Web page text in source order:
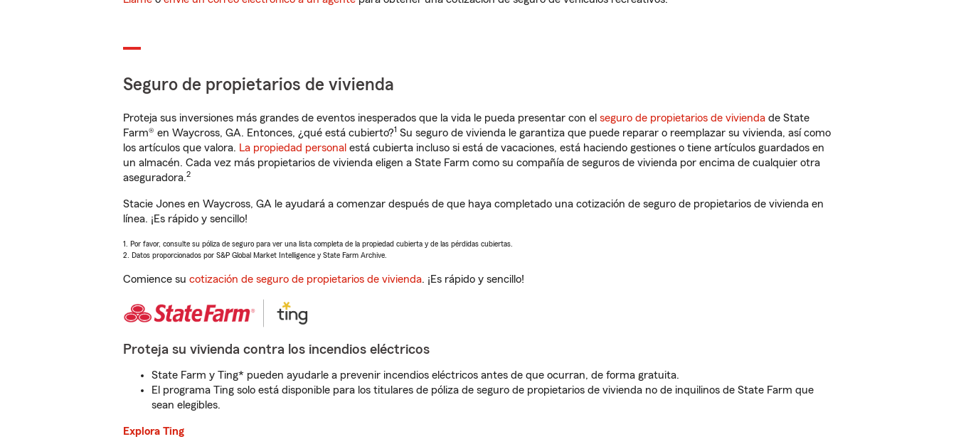
Seguro de propietarios de vivienda
Proteja sus inversiones más grandes de eventos inesperados que la vida le pueda presentar con el seguro de propietarios de vivienda de State
Farm® en Waycross, GA. Entonces, ¿qué está cubierto?1 Su seguro de vivienda le garantiza que puede reparar o reemplazar su vivienda, así como
los artículos que valora. La propiedad personal está cubierta incluso si está de vacaciones, está haciendo gestiones o tiene artículos guardados en
un almacén. Cada vez más propietarios de vivienda eligen a State Farm como su compañía de seguros de vivienda por encima de cualquier otra
aseguradora.2
Stacie Jones en Waycross, GA le ayudará a comenzar después de que haya completado una cotización de seguro de propietarios de vivienda en
línea. ¡Es rápido y sencillo!
1. Por favor, consulte su póliza de seguro para ver una lista completa de la propiedad cubierta y de las pérdidas cubiertas.
2. Datos proporcionados por S&P Global Market Intelligence y State Farm Archive.
Comience su cotización de seguro de propietarios de vivienda. ¡Es rápido y sencillo!
Proteja su vivienda contra los incendios eléctricos
State Farm y Ting* pueden ayudarle a prevenir incendios eléctricos antes de que ocurran, de forma gratuita.
El programa Ting solo está disponible para los titulares de póliza de seguro de propietarios de vivienda no de inquilinos de State Farm que
sean elegibles.
Explora Ting